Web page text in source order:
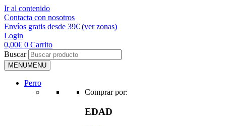
Ir al contenido
Contacta con nosotros
Envíos gratis desde 39€ (ver zonas)
Login
0,00€ 0 Carrito
Buscar
MENUMENU
Perro
Comprar por:
EDAD